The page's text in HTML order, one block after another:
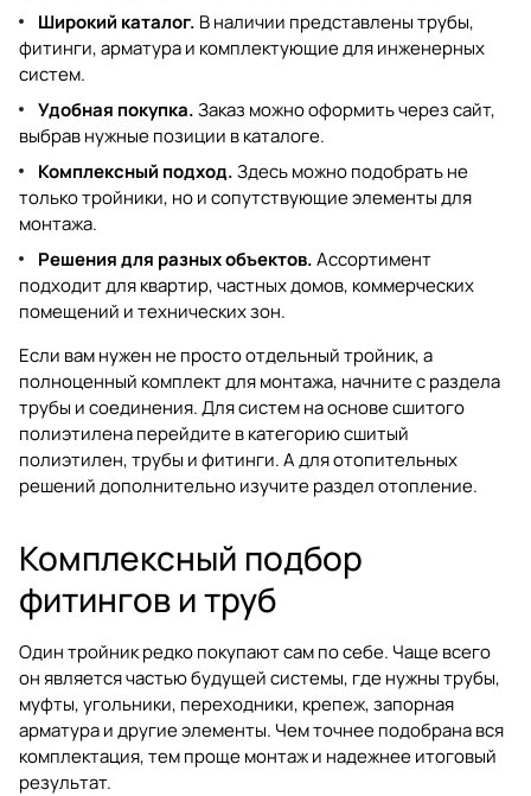
Широкий каталог. В наличии представлены трубы,
фитинги, арматура и комплектующие для инженерных
систем.
Удобная покупка.Заказ можно оформить через сайт,
выбрав нужные позиции в каталоге.
Комплексный подход.Здесь можно подобрать не
только тройники, но и сопутствующие элементы для
монтажа.
Решения для разных объектов.Ассортимент
подходит для квартир, частных домов, коммерческих
помещений и технических зон.
Если вам нужен не просто отдельный тройник, а
полноценный комплект для монтажа, начните с раздела
трубы и соединения. Для систем на основе сшитого
полиэтилена перейдите в категориюсшитый
полиэтилен, трубы и фитинги. А для отопительных
решений дополнительно изучите разделотопление.
Комплексный подбор
фитингов и труб
Один тройник редко покупают сам по себе. Чаще всего
он является частью будущей системы, где нужны трубы,
муфты, угольники, переходники, крепеж, запорная
арматура и другие элементы. Чем точнее подобрана вся
комплектация, тем проще монтаж и надежнее итоговый
результат.